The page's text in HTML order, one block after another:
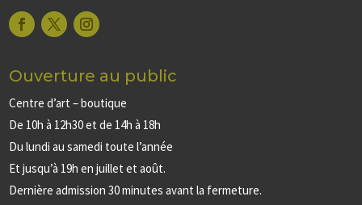
Ouverture au public
Centre d’art – boutique
De 10h à 12h30 et de 14h à 18h
Du lundi au samedi toute l’année
Et jusqu’à 19h en juillet et août.
Dernière admission 30 minutes avant la fermeture.